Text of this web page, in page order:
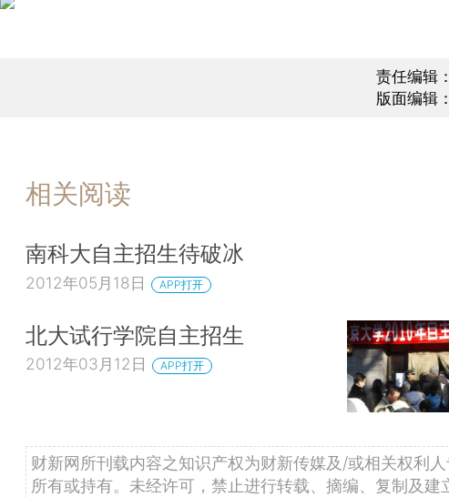
责任编辑
版面编辑
相关阅读
南科大自主招生待破冰
2012年05月18日 APP打开
北大试行学院自主招生
2012年03月12日 APP打开
财新网所刊载内容之知识产权为财新传媒及/或相关权利
所有或持有。未经许可，禁止进行转载、摘编、复制及建